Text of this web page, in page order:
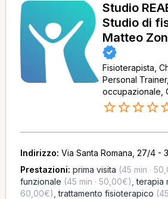
Studio
Studio di
Matteo
Fisioterapista,
Personal
occupazionale,
Indirizzo: Via Santa Romana, 27/4 -
Prestazioni: prima visita (45 min ·
funzionale (45 min · 50,00€) ,terapia
60,00€) ,trattamento fisioterapico